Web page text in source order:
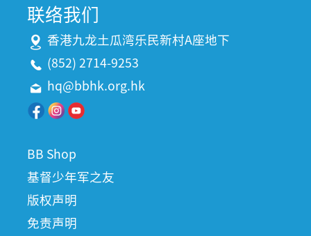
联络我们
香港九龙土瓜湾乐民新村A座地下
(852) 2714-9253
hq@bbhk.org.hk
BB Shop
基督少年军之友
版权声明
免责声明